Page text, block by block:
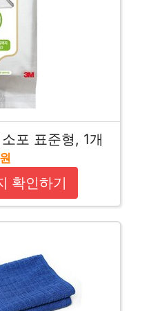
포 표준형, 1개
확인하기